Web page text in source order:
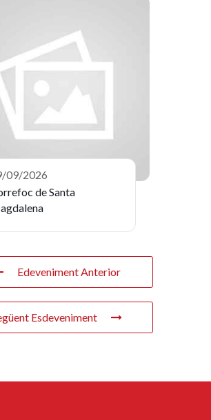
09/2026
de Santa
Edeveniment Anterior
Esdeveniment